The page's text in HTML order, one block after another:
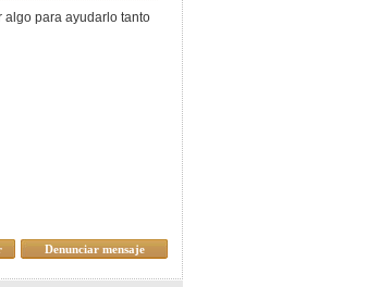
algo para ayudarlo tanto
Denunciar mensaje